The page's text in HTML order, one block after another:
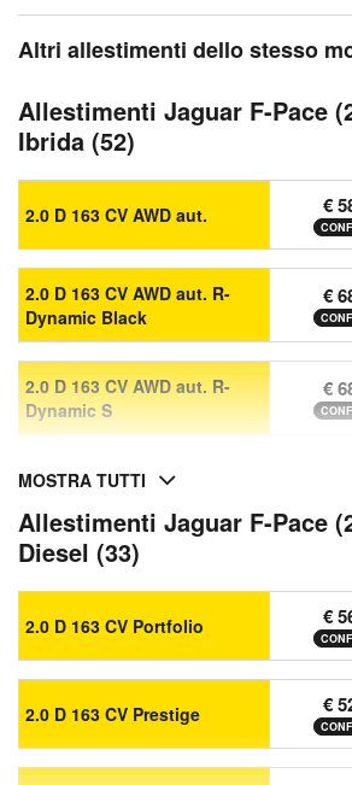
Altri allestimenti dello stesso
Allestimenti Jaguar F-Pace
Ibrida (52)
2.0 D 163 CV AWD aut. €
2.0 D 163 CV AWD aut. R-
Dynamic Black
€
2.0 D 163 CV AWD aut. R-
Dynamic S
€
MOSTRA TUTTI
Allestimenti Jaguar F-Pace
Diesel (33)
2.0 D 163 CV Portfolio €
2.0 D 163 CV Prestige €